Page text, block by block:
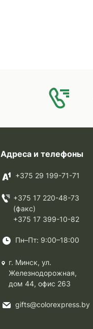
Адреса и телефоны
+375 29 199-71-71
+375 17 220-48-73
(факс)
+375 17 399-10-82
Пн–Пт: 9:00–18:00
г. Минск, ул.
Железнодорожная,
дом 44, офис 263
gifts@colorexpress.by